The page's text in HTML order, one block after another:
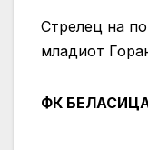
Стрелец на
младиот
ФК